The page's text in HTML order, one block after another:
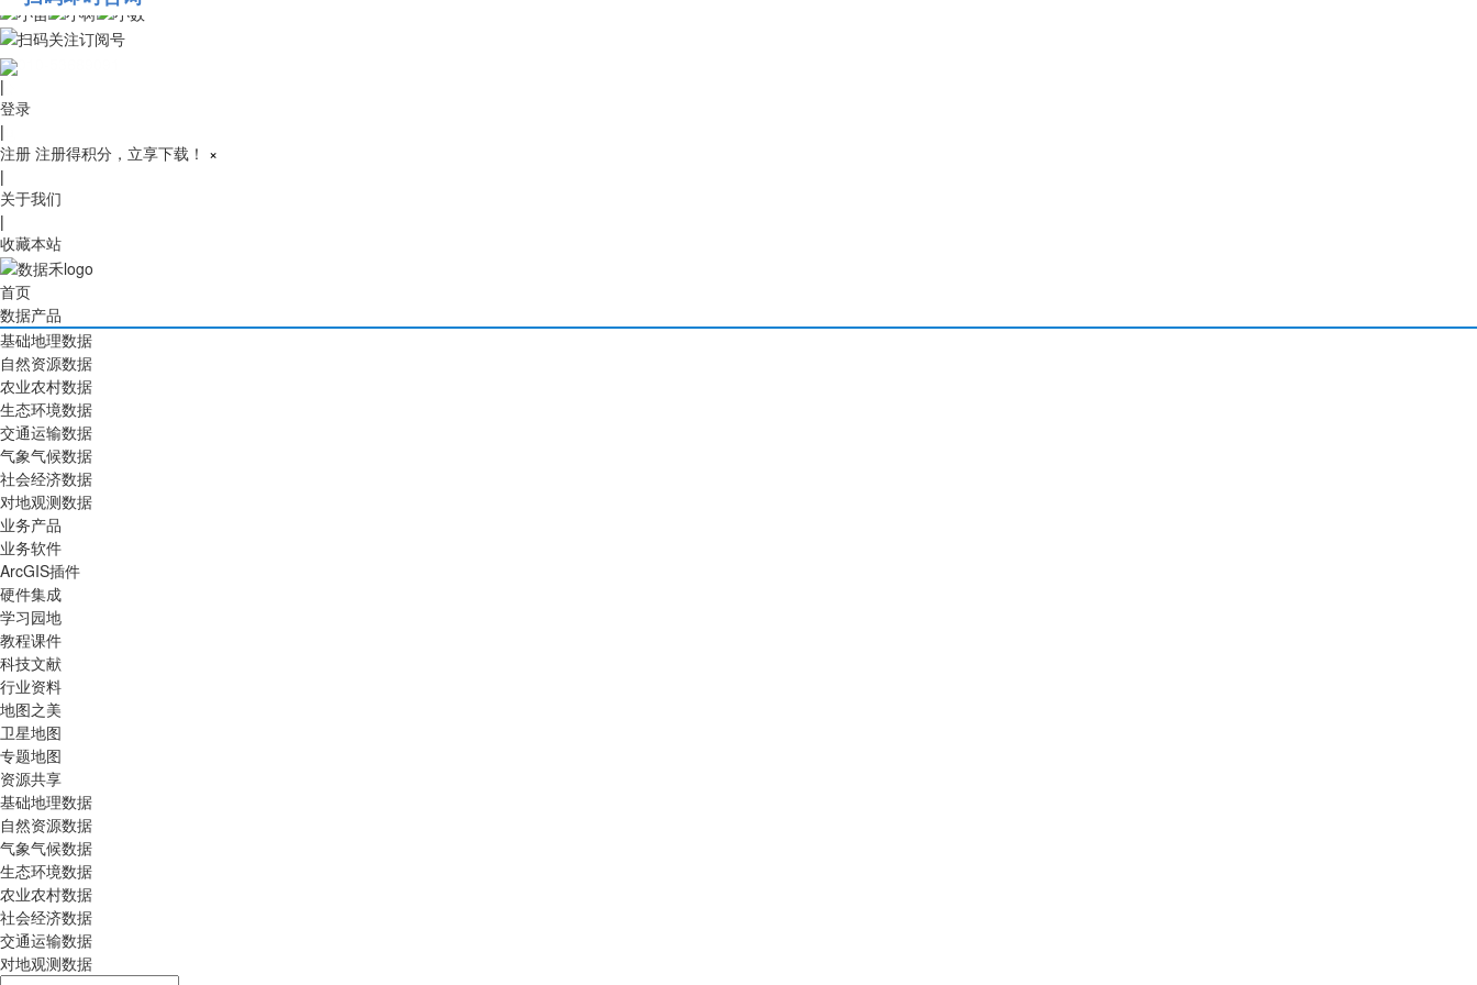
010-53689091
|
登录
|
注册 注册得积分，立享下载！ ×
|
关于我们
|
收藏本站
首页
数据产品
基础地理数据
自然资源数据
农业农村数据
生态环境数据
交通运输数据
气象气候数据
社会经济数据
对地观测数据
业务产品
业务软件
ArcGIS插件
硬件集成
学习园地
教程课件
科技文献
行业资料
地图之美
卫星地图
专题地图
资源共享
基础地理数据
自然资源数据
气象气候数据
生态环境数据
农业农村数据
社会经济数据
交通运输数据
对地观测数据